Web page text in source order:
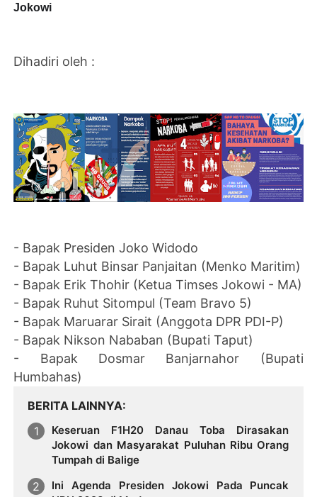
Jokowi
Dihadiri oleh :
- Bapak Presiden Joko Widodo
- Bapak Luhut Binsar Panjaitan (Menko Maritim)
- Bapak Erik Thohir (Ketua Timses Jokowi - MA)
- Bapak Ruhut Sitompul (Team Bravo 5)
- Bapak Maruarar Sirait (Anggota DPR PDI-P)
- Bapak Nikson Nababan (Bupati Taput)
- Bapak Dosmar Banjarnahor (Bupati
Humbahas)
BERITA LAINNYA
Keseruan F1H20 Danau Toba Dirasakan
Jokowi dan Masyarakat Puluhan Ribu Orang
Tumpah di Balige
Ini Agenda Presiden Jokowi Pada Puncak